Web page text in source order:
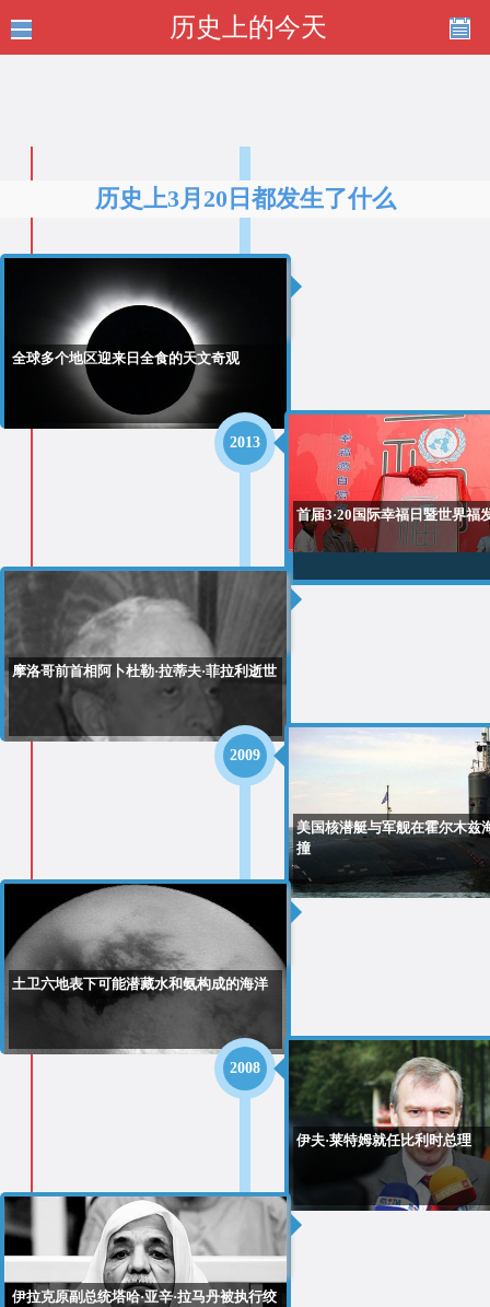
历史上的今天
历史上3月20日都发生了什么
全球多个地区迎来日全食的天文奇观
2013
首届3·20国际幸福日暨世界福
摩洛哥前首相阿卜杜勒·拉蒂夫·菲拉利逝世
2009
美国核潜艇与军舰在霍尔木兹
撞
2008
土卫六地表下可能潜藏水和氨构成的海洋
2008
伊夫·莱特姆就任比利时总理
伊拉克原副总统塔哈·亚辛·拉马丹被执行绞